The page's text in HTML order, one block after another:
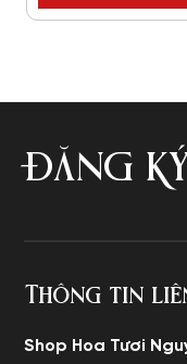
ĐĂNG
Thông tin
Shop Hoa Tươi